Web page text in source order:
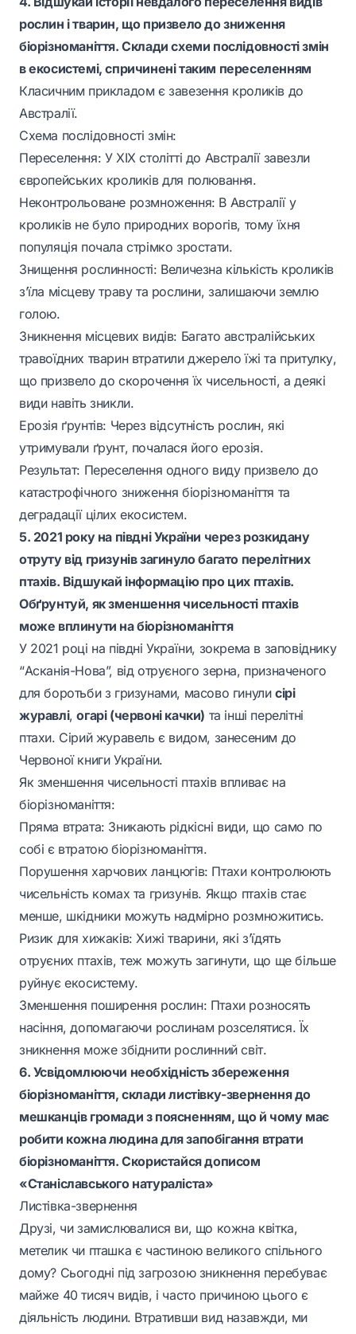
рослин і тварин, що призвело до зниження
біорізноманіття. Склади схеми послідовності змін
в екосистемі, спричинені таким переселенням
Класичним прикладом є завезення кроликів до
Австралії.
Схема послідовності змін:
Переселення: У XIX столітті до Австралії завезли
європейських кроликів для полювання.
Неконтрольоване розмноження: В Австралії у
кроликів не було природних ворогів, тому їхня
популяція почала стрімко зростати.
Знищення рослинності: Величезна кількість кроликів
з’їла місцеву траву та рослини, залишаючи землю
голою.
Зникнення місцевих видів: Багато австралійських
травоїдних тварин втратили джерело їжі та притулку,
що призвело до скорочення їх чисельності, а деякі
види навіть зникли.
Ерозія ґрунтів: Через відсутність рослин, які
утримували ґрунт, почалася його ерозія.
Результат: Переселення одного виду призвело до
катастрофічного зниження біорізноманіття та
деградації цілих екосистем.
5. 2021 року на півдні України через розкидану
отруту від гризунів загинуло багато перелітних
птахів. Відшукай інформацію про цих птахів.
Обґрунтуй, як зменшення чисельності птахів
може вплинути на біорізноманіття
У 2021 році на півдні України, зокрема в заповіднику
“Асканія-Нова”, від отруєного зерна, призначеного
для боротьби з гризунами, масово гинули сірі
журавлі,огарі (червоні качки) та інші перелітні
птахи. Сірий журавель є видом, занесеним до
Червоної книги України.
Як зменшення чисельності птахів впливає на
біорізноманіття:
Пряма втрата: Зникають рідкісні види, що само по
собі є втратою біорізноманіття.
Порушення харчових ланцюгів: Птахи контролюють
чисельність комах та гризунів. Якщо птахів стає
менше, шкідники можуть надмірно розмножитись.
Ризик для хижаків: Хижі тварини, які з’їдять
отруєних птахів, теж можуть загинути, що ще більше
руйнує екосистему.
Зменшення поширення рослин: Птахи розносять
насіння, допомагаючи рослинам розселятися. Їх
зникнення може збіднити рослинний світ.
6. Усвідомлюючи необхідність збереження
біорізноманіття, склади листівку-звернення до
мешканців громади з поясненням, що й чому має
робити кожна людина для запобігання втрати
біорізноманіття. Скористайся дописом
«Станіславського натураліста»
Листівка-звернення
Друзі, чи замислювалися ви, що кожна квітка,
метелик чи пташка є частиною великого спільного
дому? Сьогодні під загрозою зникнення перебуває
майже 40 тисяч видів, і часто причиною цього є
діяльність людини. Втративши вид назавжди, ми